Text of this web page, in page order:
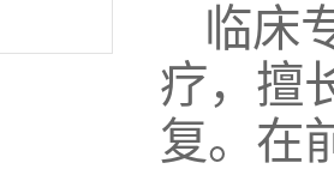
临床
疗，擅
复。在